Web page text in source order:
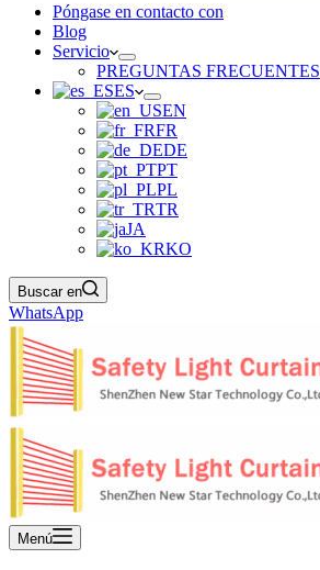
Póngase en contacto con
Blog
Servicio
PREGUNTAS FRECUENTES
ES
EN
FR
DE
PT
PL
TR
JA
KO
Buscar en
WhatsApp
Menú